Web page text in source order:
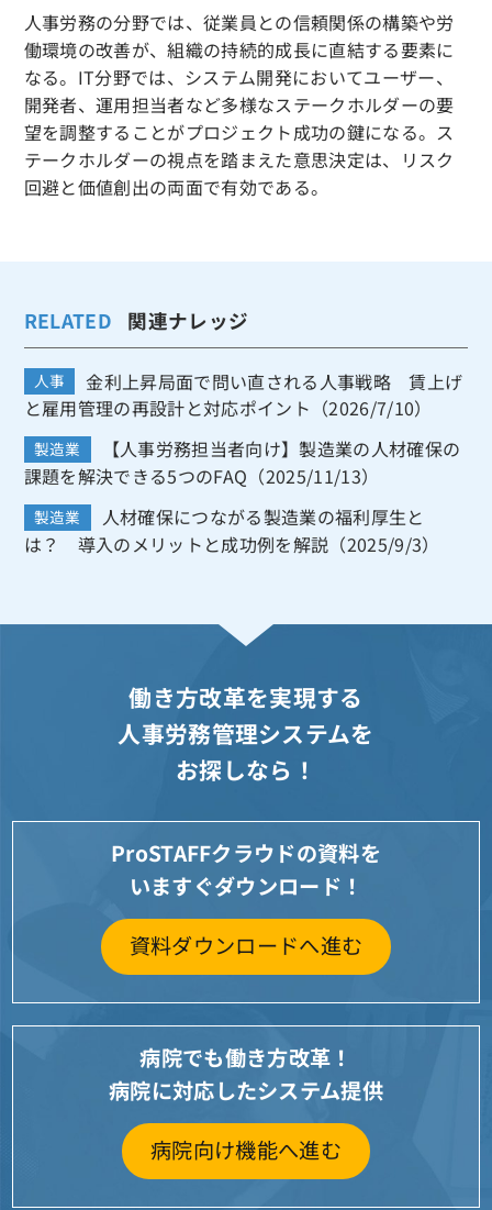
人事労務の分野では、従業員との信頼関係の構築や労
働環境の改善が、組織の持続的成長に直結する要素に
なる。IT分野では、システム開発においてユーザー、
開発者、運用担当者など多様なステークホルダーの要
望を調整することがプロジェクト成功の鍵になる。ス
テークホルダーの視点を踏まえた意思決定は、リスク
回避と価値創出の両面で有効である。
RELATED 関連ナレッジ
人事
金利上昇局面で問い直される人事戦略 賃上げ
と雇用管理の再設計と対応ポイント（2026/7/10）
製造業
【人事労務担当者向け】製造業の人材確保の
課題を解決できる5つのFAQ（2025/11/13）
製造業
人材確保につながる製造業の福利厚生と
は？ 導入のメリットと成功例を解説（2025/9/3）
働き方改革を実現する
人事労務管理システムを
お探しなら！
ProSTAFFクラウドの資料を
いますぐダウンロード！
資料ダウンロードへ進む
病院でも働き方改革！
病院に対応したシステム提供
病院向け機能へ進む